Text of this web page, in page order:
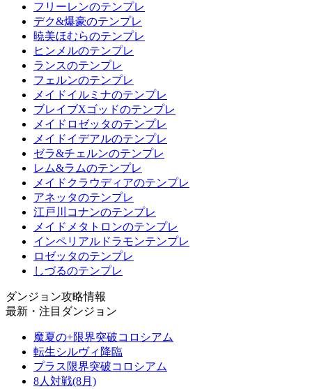
フリーレンのテンプレ
デク&爆豪のテンプレ
暁美ほむらのテンプレ
ヒンメルのテンプレ
ランスのテンプレ
フェルンのテンプレ
メイドイルミナのテンプレ
ブレイブXゴッドのテンプレ
メイドロゼッタのテンプレ
メイドイデアルのテンプレ
ゼラ&チェルンのテンプレ
レム&ラムのテンプレ
メイドクラウディアのテンプレ
アネッタのテンプレ
江戸川コナンのテンプレ
メイドメタトロンのテンプレ
インペリアルドラモンテンプレ
ロゼッタのテンプレ
しづるのテンプレ
ダンジョン攻略情報
最新・注目ダンジョン
魔夏の+限界突破コロシアム
転生シルヴィ降臨
プラス限界突破コロシアム
8人対戦(8月)